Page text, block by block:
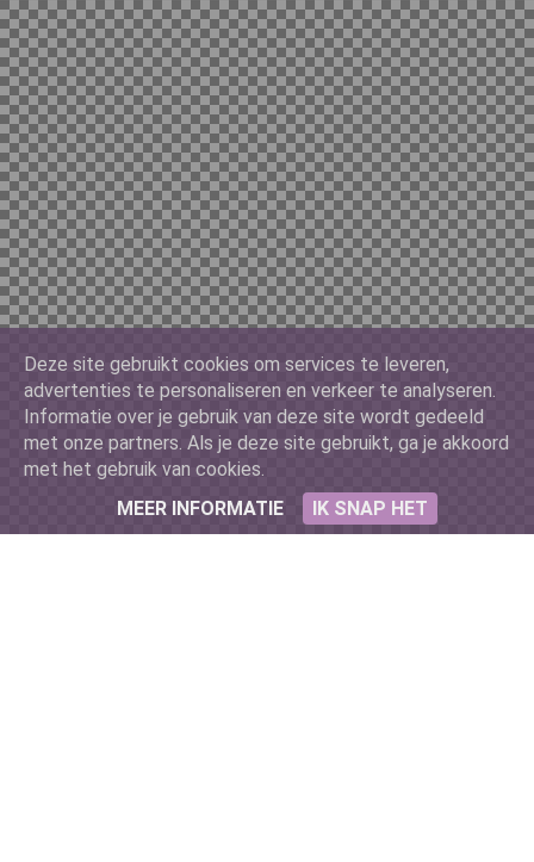
Deze site gebruikt cookies om services te leveren,
advertenties te personaliseren en verkeer te analyseren.
Informatie over je gebruik van deze site wordt gedeeld
met onze partners. Als je deze site gebruikt, ga je akkoord
met het gebruik van cookies.
MEER INFORMATIE
IK SNAP HET